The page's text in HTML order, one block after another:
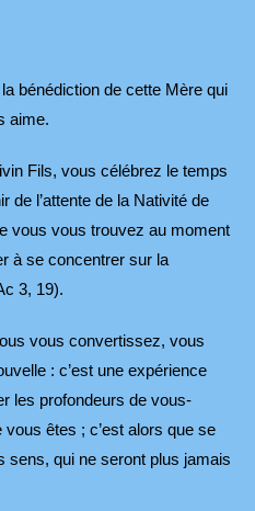
bénédiction de cette Mère qui
aime.
Fils, vous célébrez le temps
de l’attente de la Nativité de
vous vous trouvez au moment
à se concentrer sur la
3, 19).
vous convertissez, vous
: c’est une expérience
les profondeurs de vous-
êtes ; c’est alors que se
sens, qui ne seront plus jamais